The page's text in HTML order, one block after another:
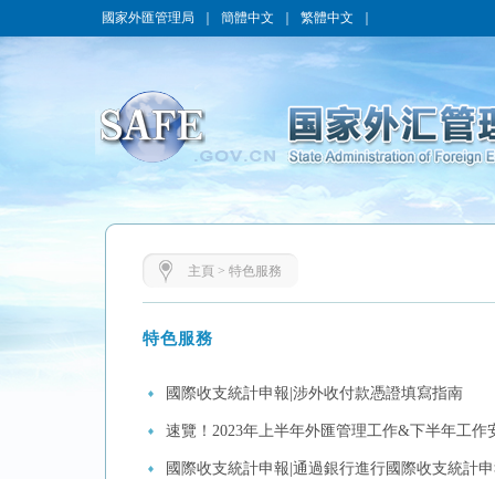
國家外匯管理局 簡體中文 繁體中文
主頁 > 特色服務
特色服務
國際收支統計申報|涉外收付款憑證填寫指南
速覽！2023年上半年外匯管理工作&下半年工作
國際收支統計申報|通過銀行進行國際收支統計